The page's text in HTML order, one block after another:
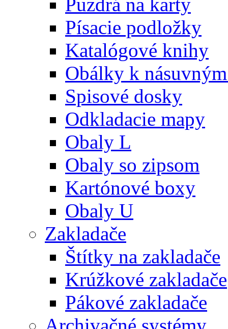
Písacie podložky
Katalógové knihy
Obálky k
Spisové dosky
Odkladacie mapy
Obaly L
Obaly so zipsom
Kartónové boxy
Obaly U
Zakladače
Štítky na zakladače
Krúžkové zakladače
Pákové zakladače